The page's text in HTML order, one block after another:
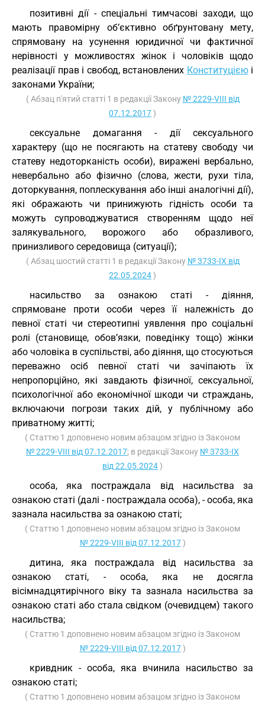
позитивні дії - спеціальні тимчасові заходи, що
мають правомірну об’єктивно обґрунтовану мету,
спрямовану на усунення юридичної чи фактичної
нерівності у можливостях жінок і чоловіків щодо
реалізації прав і свобод, встановлених Конституцієюі
законами України;
( Абзац п'ятий статті 1 в редакції Закону № 2229-VIII від
07.12.2017)
сексуальне домагання - дії сексуального
характеру (що не посягають на статеву свободу чи
статеву недоторканість особи), виражені вербально,
невербально або фізично (слова, жести, рухи тіла,
доторкування, поплескування або інші аналогічні дії),
які ображають чи принижують гідність особи та
можуть супроводжуватися створенням щодо неї
залякувального, ворожого або образливого,
принизливого середовища (ситуації);
( Абзац шостий статті 1 в редакції Закону № 3733-IX від
22.05.2024)
насильство за ознакою статі - діяння,
спрямоване проти особи через її належність до
певної статі чи стереотипні уявлення про соціальні
ролі (становище, обов’язки, поведінку тощо) жінки
або чоловіка в суспільстві, або діяння, що стосуються
переважно осіб певної статі чи зачіпають їх
непропорційно, які завдають фізичної, сексуальної,
психологічної або економічної шкоди чи страждань,
включаючи погрози таких дій, у публічному або
приватному житті;
( Статтю 1 доповнено новим абзацом згідно із Законом
№ 2229-VIII від 07.12.2017; в редакції Закону № 3733-IX
від 22.05.2024)
особа, яка постраждала від насильства за
ознакою статі (далі - постраждала особа), - особа, яка
зазнала насильства за ознакою статі;
( Статтю 1 доповнено новим абзацом згідно із Законом
№ 2229-VIII від 07.12.2017)
дитина, яка постраждала від насильства за
ознакою статі, - особа, яка не досягла
вісімнадцятирічного віку та зазнала насильства за
ознакою статі або стала свідком (очевидцем) такого
насильства;
( Статтю 1 доповнено новим абзацом згідно із Законом
№ 2229-VIII від 07.12.2017)
кривдник - особа, яка вчинила насильство за
ознакою статі;
( Статтю 1 доповнено новим абзацом згідно із Законом